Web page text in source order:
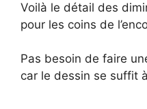
Voilà le détail des
pour les coins de
Pas besoin de faire
car le dessin se suffit